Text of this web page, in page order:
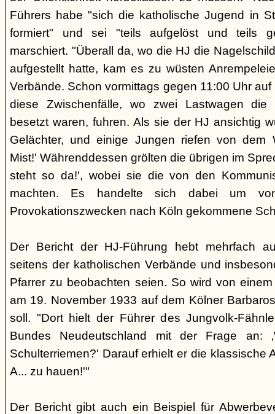
Führers habe "sich die katholische Jugend in
formiert" und sei "teils aufgelöst und teils
marschiert. "Überall da, wo die HJ die
aufgestellt hatte, kam es zu wüsten
Verbände. Schon vormittags gegen 11:00 Uhr
diese Zwischenfälle, wo zwei Lastwagen die
besetzt waren, fuhren. Als sie der HJ ansichtig
Gelächter, und einige Jungen riefen von dem
Mist!' Währenddessen grölten die übrigen im
steht so da!', wobei sie die von den
machten. Es handelte sich dabei um
Provokationszwecken nach Köln gekommene
Der Bericht der HJ-Führung hebt mehrfach
seitens der katholischen Verbände und
Pfarrer zu beobachten seien. So wird von
am 19. November 1933 auf dem Kölner
soll. "Dort hielt der Führer des Jungvolk-
Bundes Neudeutschland mit der Frage an:
Schulterriemen?' Darauf erhielt er die klassische
A... zu hauen!'"
Der Bericht gibt auch ein Beispiel für